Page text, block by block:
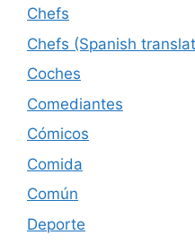
Chefs
Chefs (Spanish
Coches
Comediantes
Cómicos
Comida
Común
Deporte